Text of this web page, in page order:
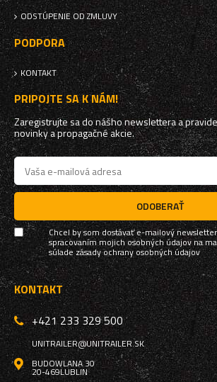
ODSTÚPENIE OD ZMLUVY
PODPORA
KONTAKT
PRIPOJTE SA K NÁM!
Zaregistrujte sa do nášho newslettera a
novinky a propagačné akcie.
ODOBERAŤ
Chcel by som dostávať e-mailový
spracovaním mojich osobných údajov na
súladezásady ochrany osobných údajov
KONTAKT
+421 233 329 500
UNITRAILER@UNITRAILER.SK
BUDOWLANA 30
20-469LUBLIN